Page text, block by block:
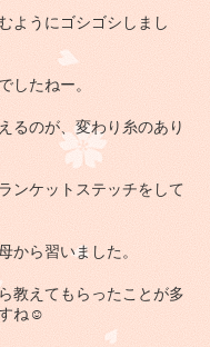
ようにゴシゴシしまし
したねー。
るのが、変わり糸のあり
ンケットステッチをして
から習いました。
教えてもらったことが多
ね☺